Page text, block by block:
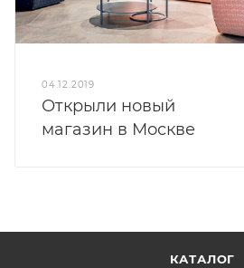
04.12.2019
Открыли новый
магазин в Москве
КАТАЛОГ